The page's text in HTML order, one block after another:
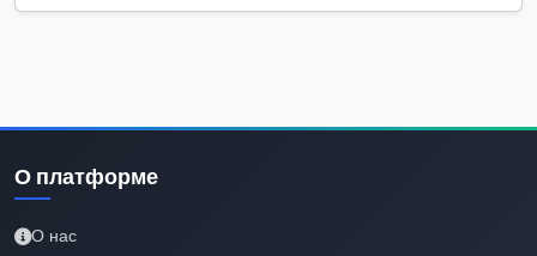
О платформе
О нас